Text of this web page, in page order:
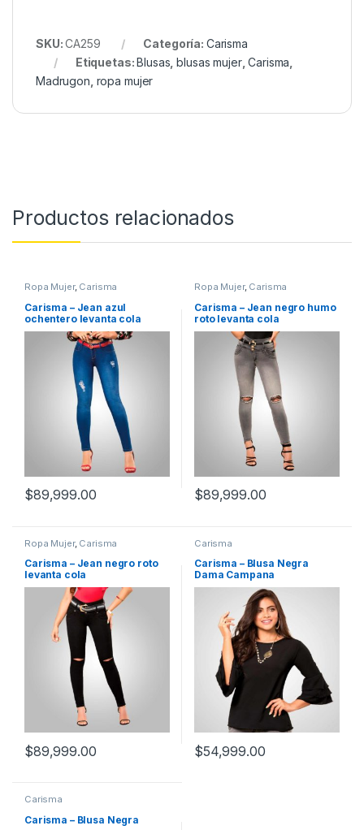
SKU:CA259 Categoría: Carisma
Etiquetas:Blusas,blusas mujer,Carisma,
Madrugon, ropa mujer
Productos relacionados
Ropa Mujer, Carisma
Carisma – Jean azul
ochentero levanta cola
$89,999.00
Ropa Mujer, Carisma
Carisma – Jean negro humo
roto levanta cola
$89,999.00
Ropa Mujer, Carisma
Carisma – Jean negro roto
levanta cola
$89,999.00
Carisma
Carisma – Blusa Negra
Dama Campana
$54,999.00
Carisma
Carisma – Blusa Negra